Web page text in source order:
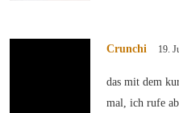
Crunchi 19.
das mit dem
mal, ich rufe